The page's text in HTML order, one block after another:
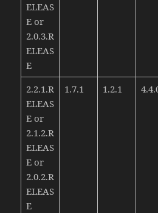
ELEAS
E or
2.0.3.R
ELEAS
E
2.2.1.R
ELEAS
E or
2.1.2.R
ELEAS
E or
2.0.2.R
ELEAS
E
1.7.1 1.2.1